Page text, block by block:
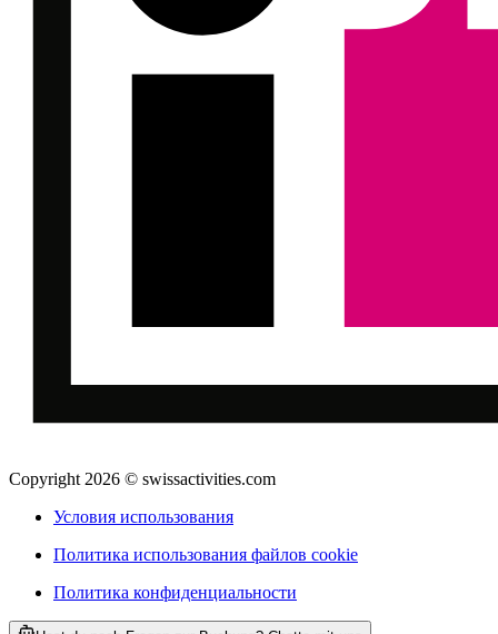
Copyright 2026 © swissactivities.com
Условия использования
Политика использования файлов cookie
Политика конфиденциальности